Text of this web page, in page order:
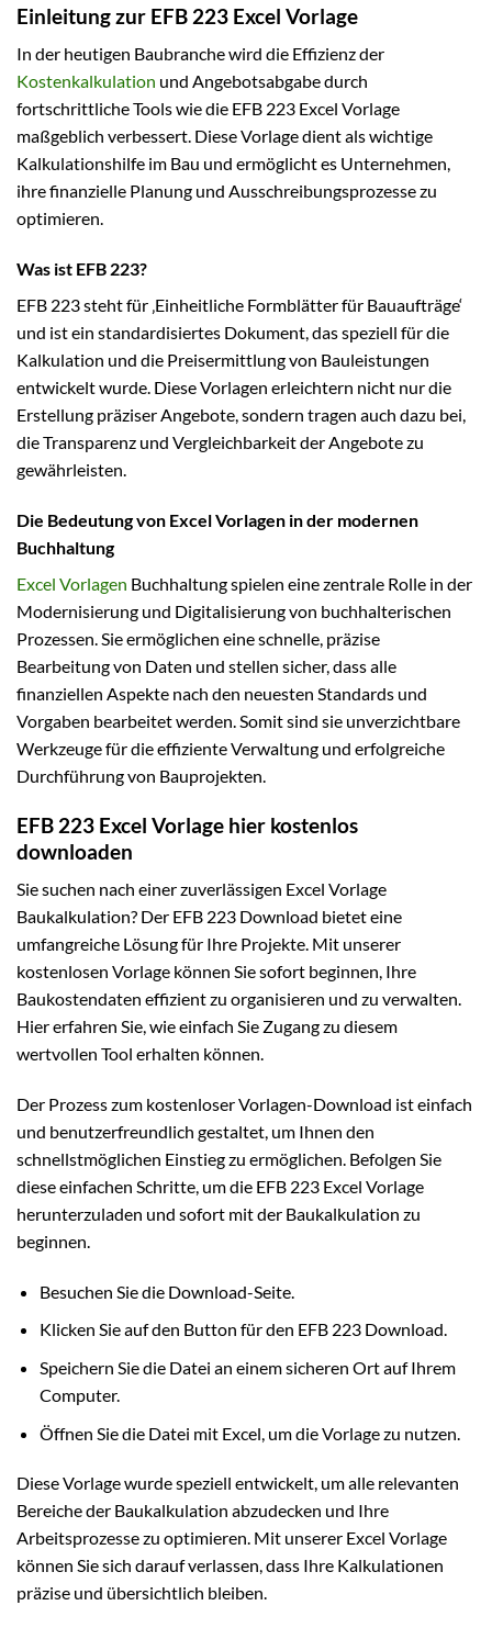
Einleitung zur EFB 223 Excel Vorlage
In der heutigen Baubranche wird die Effizienz der
Kostenkalkulation und Angebotsabgabe durch
fortschrittliche Tools wie die EFB 223 Excel Vorlage
maßgeblich verbessert. Diese Vorlage dient als wichtige
Kalkulationshilfe im Bau und ermöglicht es Unternehmen,
ihre finanzielle Planung und Ausschreibungsprozesse zu
optimieren.
Was ist EFB 223?
EFB 223 steht für ‚Einheitliche Formblätter für Bauaufträge‘
und ist ein standardisiertes Dokument, das speziell für die
Kalkulation und die Preisermittlung von Bauleistungen
entwickelt wurde. Diese Vorlagen erleichtern nicht nur die
Erstellung präziser Angebote, sondern tragen auch dazu bei,
die Transparenz und Vergleichbarkeit der Angebote zu
gewährleisten.
Die Bedeutung von Excel Vorlagen in der modernen
Buchhaltung
Excel Vorlagen Buchhaltung spielen eine zentrale Rolle in der
Modernisierung und Digitalisierung von buchhalterischen
Prozessen. Sie ermöglichen eine schnelle, präzise
Bearbeitung von Daten und stellen sicher, dass alle
finanziellen Aspekte nach den neuesten Standards und
Vorgaben bearbeitet werden. Somit sind sie unverzichtbare
Werkzeuge für die effiziente Verwaltung und erfolgreiche
Durchführung von Bauprojekten.
EFB 223 Excel Vorlage hier kostenlos
downloaden
Sie suchen nach einer zuverlässigen Excel Vorlage
Baukalkulation? Der EFB 223 Download bietet eine
umfangreiche Lösung für Ihre Projekte. Mit unserer
kostenlosen Vorlage können Sie sofort beginnen, Ihre
Baukostendaten effizient zu organisieren und zu verwalten.
Hier erfahren Sie, wie einfach Sie Zugang zu diesem
wertvollen Tool erhalten können.
Der Prozess zum kostenloser Vorlagen-Download ist einfach
und benutzerfreundlich gestaltet, um Ihnen den
schnellstmöglichen Einstieg zu ermöglichen. Befolgen Sie
diese einfachen Schritte, um die EFB 223 Excel Vorlage
herunterzuladen und sofort mit der Baukalkulation zu
beginnen.
Besuchen Sie die Download-Seite.
Klicken Sie auf den Button für den EFB 223 Download.
Speichern Sie die Datei an einem sicheren Ort auf Ihrem
Computer.
Öffnen Sie die Datei mit Excel, um die Vorlage zu nutzen.
Diese Vorlage wurde speziell entwickelt, um alle relevanten
Bereiche der Baukalkulation abzudecken und Ihre
Arbeitsprozesse zu optimieren. Mit unserer Excel Vorlage
können Sie sich darauf verlassen, dass Ihre Kalkulationen
präzise und übersichtlich bleiben.